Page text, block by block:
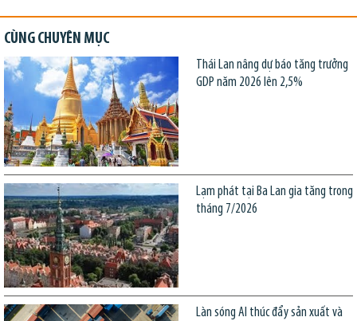
CÙNG CHUYÊN MỤC
Thái Lan nâng dự báo tăng trưởng
GDP năm 2026 lên 2,5%
Lạm phát tại Ba Lan gia tăng trong
tháng 7/2026
Làn sóng AI thúc đẩy sản xuất và